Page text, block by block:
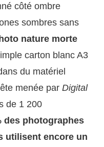
côté ombre
sombres sans
nature morte
carton blanc A3
du matériel
menée par Digital
de 1 200
des photographes
utilisent encore un